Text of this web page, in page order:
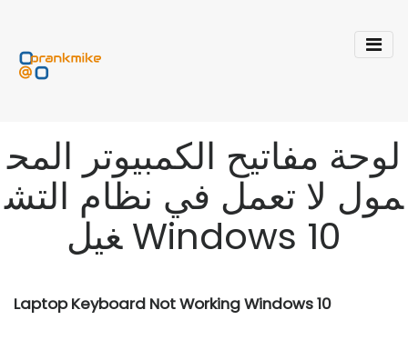
لوحة مفاتيح الكمبيوتر المح
مول لا تعمل في نظام التش
غيل Windows 10
Laptop Keyboard Not Working Windows 10